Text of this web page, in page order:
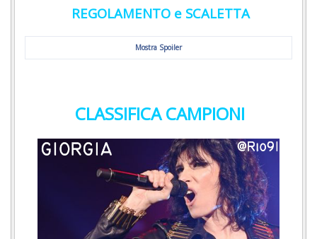
REGOLAMENTO e SCALETTA
Mostra Spoiler
CLASSIFICA CAMPIONI